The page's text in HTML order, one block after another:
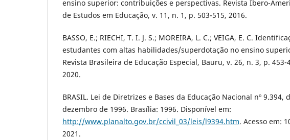
ensino superior: contribuições e perspectivas. Revista Ibero-
de Estudos em Educação, v. 11, n. 1, p. 503-515, 2016.
BASSO, E.; RIECHI, T. I. J. S.; MOREIRA, L. C.; VEIGA, E. C.
estudantes com altas habilidades/superdotação no ensino
Revista Brasileira de Educação Especial, Bauru, v. 26, n. 3, p. 453-
2020.
BRASIL. Lei de Diretrizes e Bases da Educação Nacional nº 9.394,
dezembro de 1996. Brasília: 1996. Disponível em:
http://www.planalto.gov.br/ccivil_03/leis/l9394.htm. Acesso em:
2021.